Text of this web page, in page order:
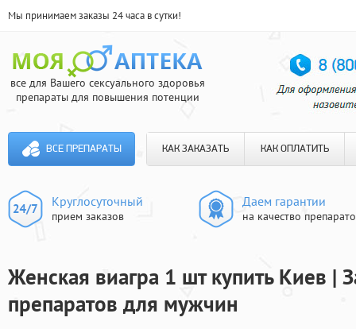
Мы принимаем заказы 24 часа в сутки!
все для Вашего сексуального здоровья
препараты для повышения потенции
ВСЕ ПРЕПАРАТЫ КАК ЗАКАЗАТЬ КАК ОПЛАТИТЬ
Круглосуточный
прием заказов
Даем гарантии
на качество
Женская виагра 1 шт купить Киев |
препаратов для мужчин